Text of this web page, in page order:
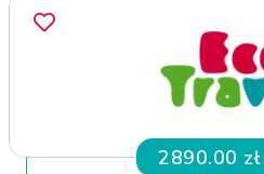
2890.00 zł